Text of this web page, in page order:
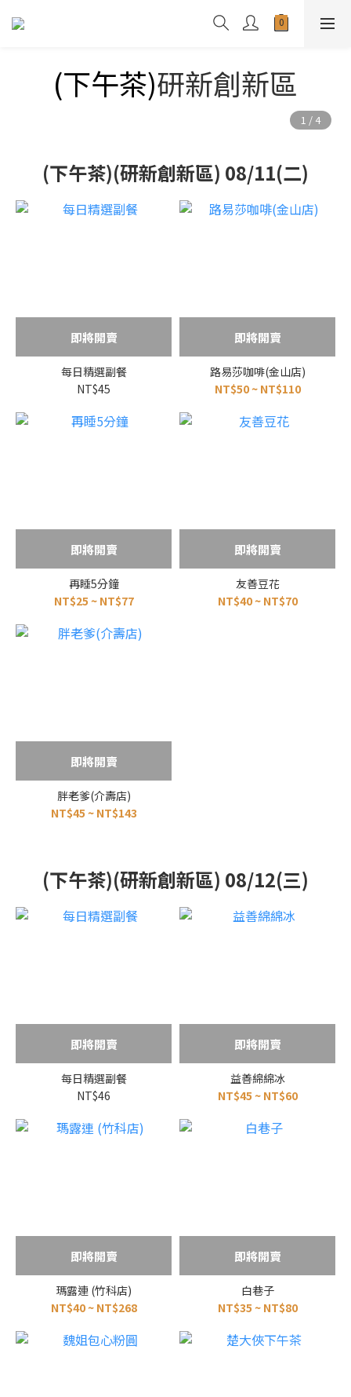
(下午茶)研新創新區
(下午茶)(研新創新區) 08/11(二)
即將開賣
每日精選副餐
NT$45
即將開賣
路易莎咖啡(金山店)
NT$50 ~ NT$110
即將開賣
再睡5分鐘
NT$25 ~ NT$77
即將開賣
友善豆花
NT$40 ~ NT$70
即將開賣
胖老爹(介壽店)
NT$45 ~ NT$143
(下午茶)(研新創新區) 08/12(三)
即將開賣
每日精選副餐
NT$46
即將開賣
益善綿綿冰
NT$45 ~ NT$60
即將開賣
瑪露連 (竹科店)
NT$40 ~ NT$268
即將開賣
白巷子
NT$35 ~ NT$80